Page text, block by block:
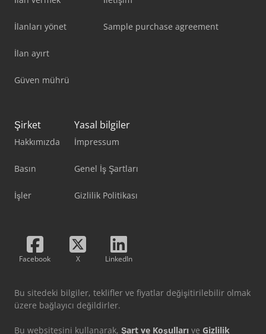
İlanları yönet
İlan ayırt
Güven mührü
Sample purchase agreement
Şirket
Hakkımızda
Basın
İşler
Yasal bilgiler
İmpressum
Genel İş Şartları
Gizlilik Politikası
Facebook X LinkedIn
Bu sitedeki bilgiler, teklifler ve fiyatlar değişitirilebilir olmak
üzere bağlayıcı değildirler.
Bu websitesini kullanarak, Şart ve Koşulları ve Gizlilik